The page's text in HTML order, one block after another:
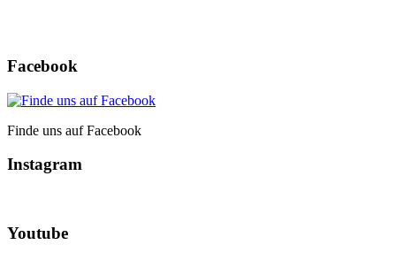
Facebook
Finde uns auf Facebook
Instagram
Youtube